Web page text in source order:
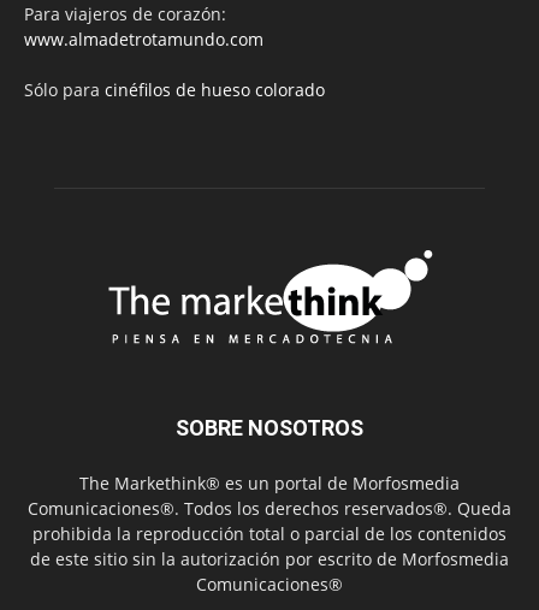
Para viajeros de corazón:
www.almadetrotamundo.com
Sólo para cinéfilos de hueso colorado
SOBRE NOSOTROS
The Markethink® es un portal de Morfosmedia
Comunicaciones®. Todos los derechos reservados®. Queda
prohibida la reproducción total o parcial de los contenidos
de este sitio sin la autorización por escrito de Morfosmedia
Comunicaciones®